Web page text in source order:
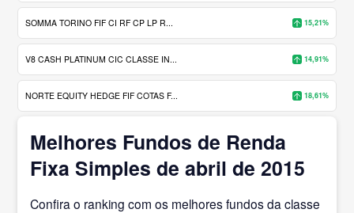
SOMMA TORINO FIF CI RF CP LP R... 15,21%
V8 CASH PLATINUM CIC CLASSE IN... 14,91%
NORTE EQUITY HEDGE FIF COTAS F... 18,61%
Melhores Fundos de Renda
Fixa Simples de abril de 2015
Confira o ranking com os melhores fundos da classe